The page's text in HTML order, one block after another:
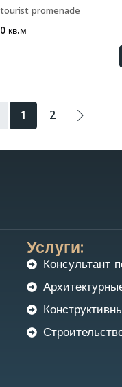
promenade
кв.м
1 2
Услуги:
Консультант